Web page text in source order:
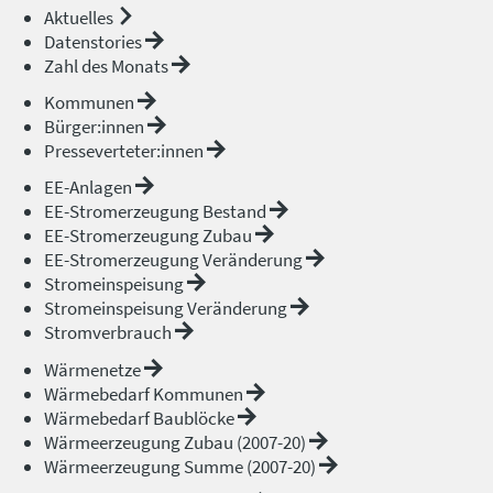
Aktuelles
Datenstories
Zahl des Monats
Kommunen
Bürger:innen
Presseverteter:innen
EE-Anlagen
EE-Stromerzeugung Bestand
EE-Stromerzeugung Zubau
EE-Stromerzeugung Veränderung
Stromeinspeisung
Stromeinspeisung Veränderung
Stromverbrauch
Wärmenetze
Wärmebedarf Kommunen
Wärmebedarf Baublöcke
Wärmeerzeugung Zubau (2007-20)
Wärmeerzeugung Summe (2007-20)